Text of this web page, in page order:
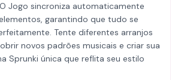
Jogo sincroniza automaticamente
garantindo que tudo se
Tente diferentes arranjos
novos padrões musicais e criar sua
Sprunki única que reflita seu estilo